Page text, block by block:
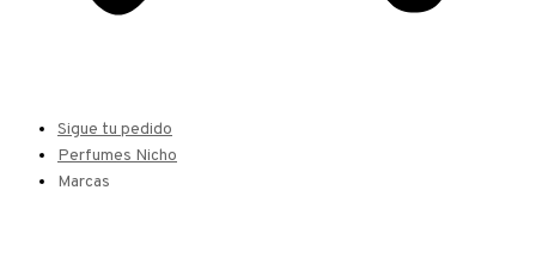
Sigue tu pedido
Perfumes Nicho
Marcas